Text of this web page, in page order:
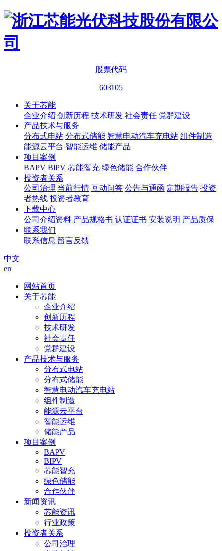
股票代码
603105
关于芯能
企业介绍 创新历程 技术研发 社会责任 党群建设
产品技术与服务
分布式电站 分布式储能 智慧电动汽车充电站 组件制造
能源云平台 智能运维 储能产品
项目案例
BAPV BIPV 芯能智充 绿色储能 合作伙伴
投资者关系
公司治理 当前行情 互动问答 公告与通函 定期报告 投资
者热线 投资者教育
下载中心
公司介绍资料 产品规格书 认证证书 安装说明 产品质保
联系我们
联系信息 留言反馈
中文
en
网站首页
关于芯能
企业介绍
创新历程
技术研发
社会责任
党群建设
产品技术与服务
分布式电站
分布式储能
智慧电动汽车充电站
组件制造
能源云平台
智能运维
储能产品
项目案例
BAPV
BIPV
芯能智充
绿色储能
合作伙伴
新闻资讯
芯能资讯
行业政策
投资者关系
公司治理